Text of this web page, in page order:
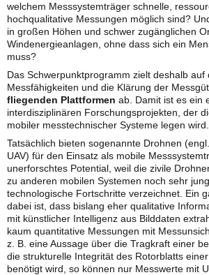
welchem Messsystemträger schnelle,
hochqualitative Messungen möglich sind?
in großen Höhen und schwer zugänglichen
Windenergieanlagen, ohne dass sich ein
muss?
Das Schwerpunktprogramm zielt deshalb
Messfähigkeiten und die Klärung der
fliegenden Plattformen ab. Damit ist es ein
interdisziplinären Forschungsprojekten, der
mobiler messtechnischer Systeme legen wird.
Tatsächlich bieten sogenannte Drohnen
UAV) für den Einsatz als mobile
unerforschtes Potential, weil die zivile
zu anderen mobilen Systemen noch sehr
technologische Fortschritte verzeichnet. Ein
dabei ist, dass bislang eher qualitative
mit künstlicher Intelligenz aus Bilddaten
kaum quantitative Messungen mit
z. B. eine Aussage über die Tragkraft einer
die strukturelle Integrität des Rotorblatts
benötigt wird, so können nur Messwerte mit